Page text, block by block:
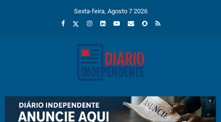
Sexta-feira, Agosto 7 2026